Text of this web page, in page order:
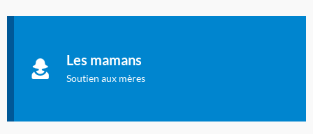
Les mamans
Soutien aux mères
à allaiter et vous informer : toutes les rubriques qui
concernent l'allaitement.